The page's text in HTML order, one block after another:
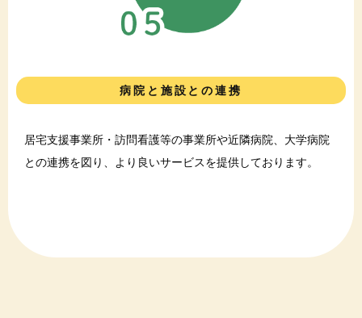
病院と施設との連携
居宅支援事業所・訪問看護等の事業所や近隣病院、大学病院
との連携を図り、より良いサービスを提供しております。